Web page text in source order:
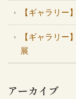
【ギャラリ
【ギャラリ
展
アーカイブ